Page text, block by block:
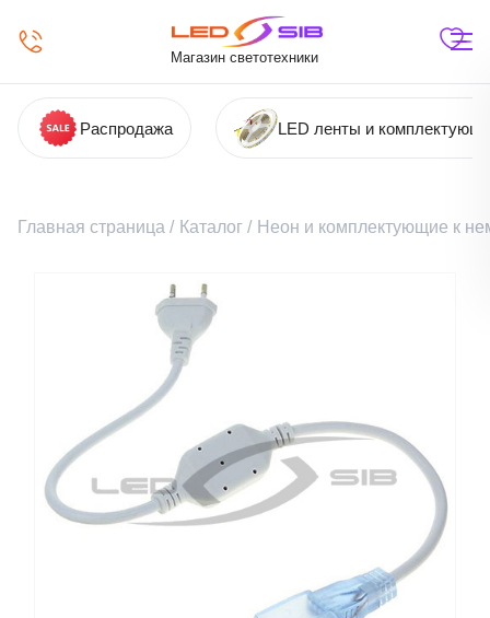
Магазин светотехники
Распродажа LED ленты и
Главная страница / Каталог / Неон и комплектующие к